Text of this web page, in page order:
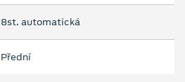
8st. automatická
Přední